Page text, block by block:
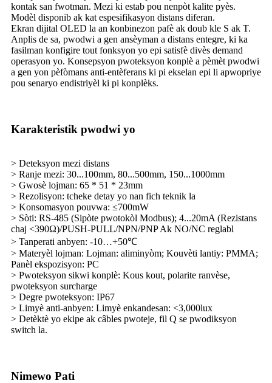
kontak san fwotman. Mezi ki estab pou nenpòt kalite pyès.
Modèl disponib ak kat espesifikasyon distans diferan.
Ekran dijital OLED la an konbinezon pafè ak doub kle S ak T.
Anplis de sa, pwodwi a gen ansèyman a distans entegre, ki ka
fasilman konfigire tout fonksyon yo epi satisfè divès demand
operasyon yo. Konsepsyon pwoteksyon konplè a pèmèt pwodwi
a gen yon pèfòmans anti-entèferans ki pi ekselan epi li apwopriye
pou senaryo endistriyèl ki pi konplèks.
Karakteristik pwodwi yo
> Deteksyon mezi distans
> Ranje mezi: 30...100mm, 80...500mm, 150...1000mm
> Gwosè lojman: 65 * 51 * 23mm
> Rezolisyon: tcheke detay yo nan fich teknik la
> Konsomasyon pouvwa: ≤700mW
> Sòti: RS-485 (Sipòte pwotokòl Modbus); 4...20mA (Rezistans
chaj <390Ω)/PUSH-PULL/NPN/PNP Ak NO/NC reglabl
> Tanperati anbyen: -10…+50℃
> Materyèl lojman: Lojman: aliminyòm; Kouvèti lantiy: PMMA;
Panèl ekspozisyon: PC
> Pwoteksyon sikwi konplè: Kous kout, polarite ranvèse,
pwoteksyon surcharge
> Degre pwoteksyon: IP67
> Limyè anti-anbyen: Limyè enkandesan: <3,000lux
> Detèktè yo ekipe ak câbles pwoteje, fil Q se pwodiksyon
switch la.
Nimewo Pati